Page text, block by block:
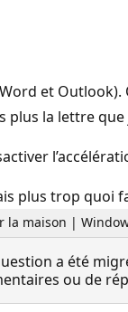
et
plus la lettre
plus trop quoi
la maison |
a été
ou de